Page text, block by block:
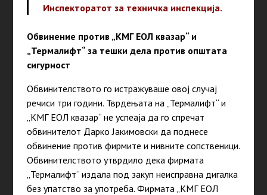
Инспекторатот за техничка инспекција.
Обвинение против „КМГ ЕОЛ квазар“ и
„Термалифт“ за тешки дела против општата
сигурност
Обвинителството го истражуваше овој случај
речиси три години. Тврдењата на „Термалифт“ и
„КМГ ЕОЛ квазар“ не успеаја да го спречат
обвинителот Дарко Јакимовски да поднесе
обвинение против фирмите и нивните сопственици.
Обвинителството утврдило дека фирмата
„Термалифт“ издала под закуп неисправна дигалка
без упатство за употреба. Фирмата „КМГ ЕОЛ